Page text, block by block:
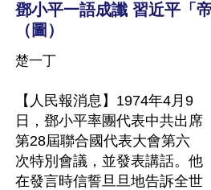
鄧小平一語成讖 習近平「
（圖）
楚一丁
【人民報消息】1974年4月9
日，鄧小平率團代表中共出席
第28屆聯合國代表大會第六
次特別會議，並發表講話。他
在發言時信誓旦旦地告訴全世